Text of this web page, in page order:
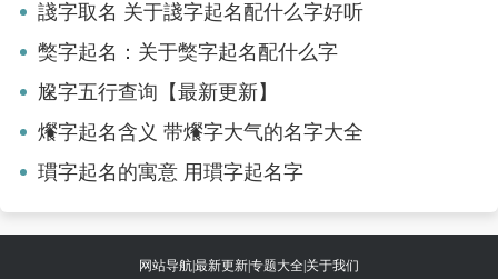
諓字取名 关于諓字起名配什么字好听
獘字起名：关于獘字起名配什么字
尮字五行查询【最新更新】
爘字起名含义 带爘字大气的名字大全
瑻字起名的寓意 用瑻字起名字
网站导航最新更新专题大全 关于我们